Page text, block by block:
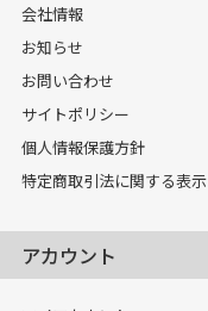
会社情報
お知らせ
お問い合わせ
サイトポリシー
個人情報保護方針
特定商取引法に関する表示
アカウント